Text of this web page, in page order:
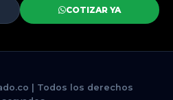
COTIZAR YA
| Todos los derechos